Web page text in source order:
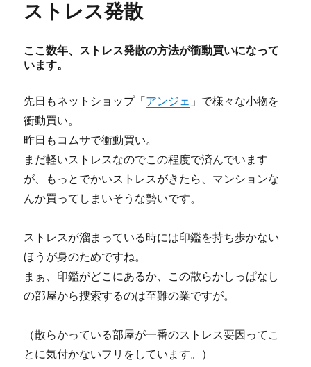
ストレス発散
ここ数年、ストレス発散の方法が衝動買いになって
います。
先日もネットショップ「 アンジェ 」で様々な小物を
衝動買い。
昨日もコムサで衝動買い。
まだ軽いストレスなのでこの程度で済んでいます
が、もっとでかいストレスがきたら、マンションな
んか買ってしまいそうな勢いです。
ストレスが溜まっている時には印鑑を持ち歩かない
ほうが身のためですね。
まぁ、印鑑がどこにあるか、この散らかしっぱなし
の部屋から捜索するのは至難の業ですが。
（散らかっている部屋が一番のストレス要因ってこ
とに気付かないフリをしています。）